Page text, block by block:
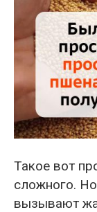
Такое вот
сложного.
вызывают